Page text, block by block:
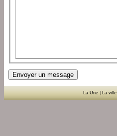
La Une La ville